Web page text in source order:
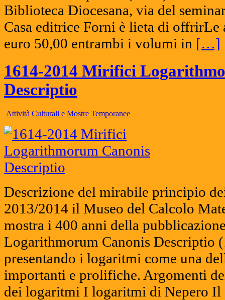
Biblioteca Diocesana, via del
Casa editrice Forni è lieta di offrirLe
euro 50,00 entrambi i volumi in […]
1614-2014 Mirifici
Descriptio
Attività Culturali e Mostre Temporanee
Descrizione del mirabile principio
2013/2014 il Museo del Calcolo
mostra i 400 anni della
Logarithmorum Canonis Descriptio
presentando i logaritmi come una
importanti e prolifiche. Argomenti
dei logaritmi I logaritmi di Nepero